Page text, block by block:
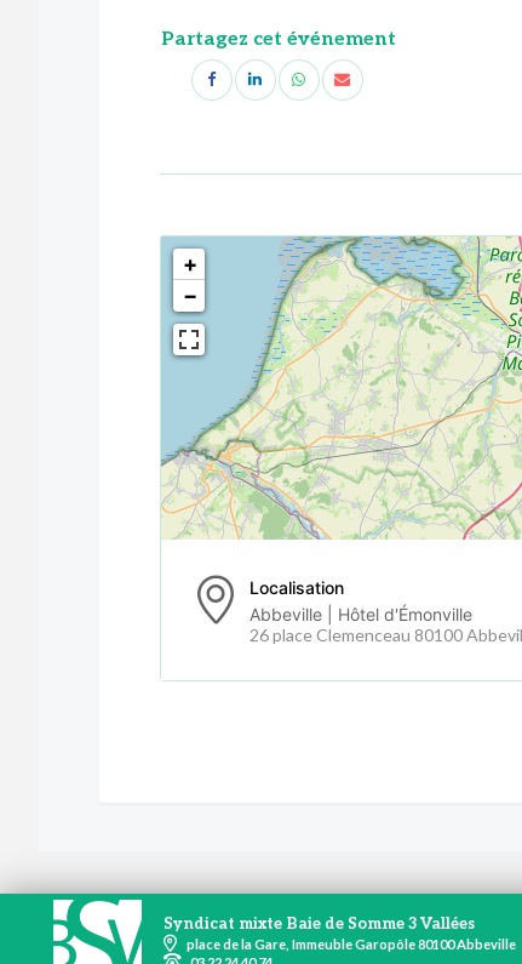
Partagez cet événement
<!---->
+
−
Localisation
Abbeville | Hôtel d'Émonville
26 place Clemenceau 80100
Syndicat mixte Baie de Somme 3 Vallées
place de la Gare, Immeuble Garopôle 80100 Abbeville